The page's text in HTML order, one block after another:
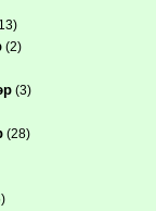
(2)
(3)
(28)